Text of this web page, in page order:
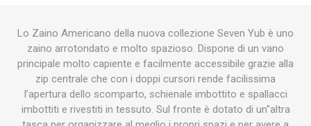
Lo Zaino Americano della nuova collezione Seven Yub è uno
zaino arrotondato e molto spazioso. Dispone di un vano
principale molto capiente e facilmente accessibile grazie alla
zip centrale che con i doppi cursori rende facilissima
l’apertura dello scomparto, schienale imbottito e spallacci
imbottiti e rivestiti in tessuto. Sul fronte è dotato di un''altra